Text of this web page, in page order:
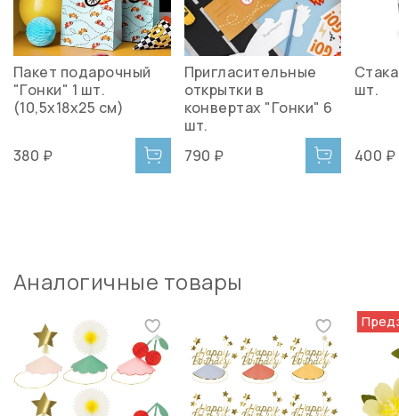
Пакет подарочный
"Гонки" 1 шт.
(10,5x18x25 см)
380 ₽
Пригласительные
открытки в
конвертах "Гонки" 6
шт.
790 ₽
шт.
400 ₽
Аналогичные товары